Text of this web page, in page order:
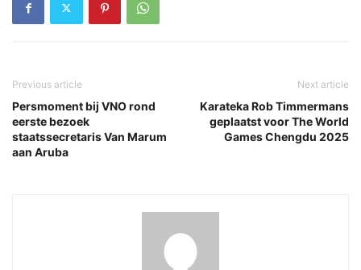
Previous article
Persmoment bij VNO rond
eerste bezoek
staatssecretaris Van Marum
aan Aruba
Next article
Karateka Rob Timmermans
geplaatst voor The World
Games Chengdu 2025